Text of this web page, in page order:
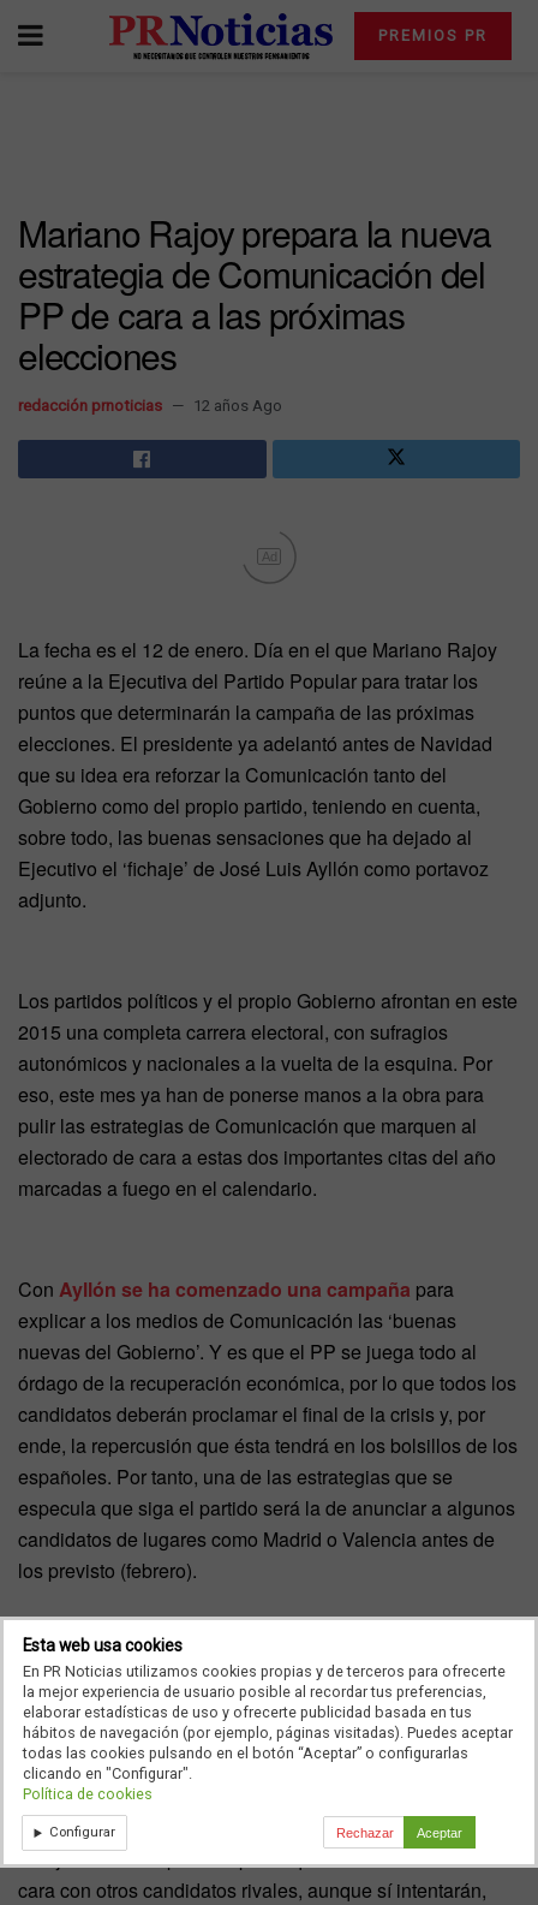
PREMIOS PR
Mariano Rajoy prepara la nueva
estrategia de Comunicación del
PP de cara a las próximas
elecciones
redacción prnoticias 12 años Ago
Ad
La fecha es el 12 de enero. Día en el que Mariano Rajoy
reúne a la Ejecutiva del Partido Popular para tratar los
puntos que determinarán la campaña de las próximas
elecciones. El presidente ya adelantó antes de Navidad
que su idea era reforzar la Comunicación tanto del
Gobierno como del propio partido, teniendo en cuenta,
sobre todo, las buenas sensaciones que ha dejado al
Ejecutivo el ‘fichaje’ de José Luis Ayllón como portavoz
adjunto.
Los partidos políticos y el propio Gobierno afrontan en este
2015 una completa carrera electoral, con sufragios
autonómicos y nacionales a la vuelta de la esquina. Por
eso, este mes ya han de ponerse manos a la obra para
pulir las estrategias de Comunicación que marquen al
electorado de cara a estas dos importantes citas del año
marcadas a fuego en el calendario.
Con Ayllón se ha comenzado una campaña para
explicar a los medios de Comunicación las ‘buenas
nuevas del Gobierno’. Y es que el PP se juega todo al
órdago de la recuperación económica, por lo que todos los
candidatos deberán proclamar el final de la crisis y, por
ende, la repercusión que ésta tendrá en los bolsillos de los
españoles. Por tanto, una de las estrategias que se
especula que siga el partido será la de anunciar a algunos
candidatos de lugares como Madrid o Valencia antes de
los previsto (febrero).
Lo que sí se sabe es queRajoyno alterará la base de su
estrategia inicial, por lo que no vamos a ver cambios
sustanciales en su discurso ni en su política, aunque,
como ya hemos comentado, utilizará todos los canales de
los que disponga para potenciar este mensaje de
crecimiento, de la baja del desempleo o de la sonada
rebaja fiscal. Tampoco se prevé que veamos un cara a
cara con otros candidatos rivales, aunque sí intentarán,
Esta web usa cookies
En PR Noticias utilizamos cookies propias y de terceros para ofrecerte
la mejor experiencia de usuario posible al recordar tus preferencias,
elaborar estadísticas de uso y ofrecerte publicidad basada en tus
hábitos de navegación (por ejemplo, páginas visitadas). Puedes aceptar
todas las cookies pulsando en el botón “Aceptar” o configurarlas
clicando en "Configurar".
Política de cookies
Configurar Rechazar Aceptar